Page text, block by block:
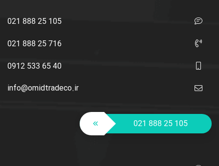
021 888 25 105
021 888 25 716
0912 533 65 40
info@omidtradeco.ir
021 888 25 105